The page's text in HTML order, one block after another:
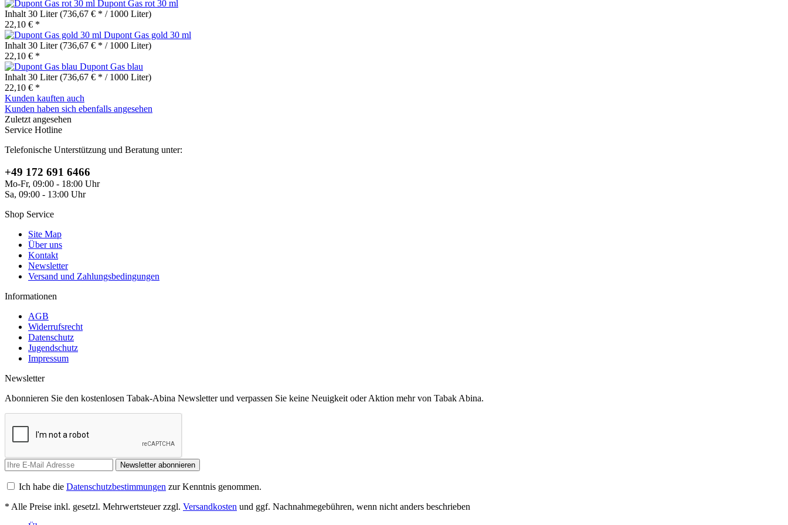
Dupont Gas rot 30 ml
Inhalt 30 Liter(736,67 € * / 1000 Liter)
22,10 € *
Dupont Gas gold 30 ml
Inhalt 30 Liter(736,67 € * / 1000 Liter)
22,10 € *
Dupont Gas blau
Inhalt 30 Liter(736,67 € * / 1000 Liter)
22,10 € *
Kunden kauften auch
Kunden haben sich ebenfalls angesehen
Zuletzt angesehen
Service Hotline
Telefonische Unterstützung und Beratung unter:
+49 172 691 6466
Mo-Fr, 09:00 - 18:00 Uhr
Sa, 09:00 - 13:00 Uhr
Shop Service
Site Map
Über uns
Kontakt
Newsletter
Versand und Zahlungsbedingungen
Informationen
AGB
Widerrufsrecht
Datenschutz
Jugendschutz
Impressum
Newsletter
Abonnieren Sie den kostenlosen Tabak-Abina Newsletter und verpassen Sie keine Neuigkeit oder Aktion mehr von Tabak Abina.
Newsletter abonnieren
Ich habe die Datenschutzbestimmungen zur Kenntnis genommen.
* Alle Preise inkl. gesetzl. Mehrwertsteuer zzgl. Versandkosten und ggf. Nachnahmegebühren, wenn nicht anders beschrieben